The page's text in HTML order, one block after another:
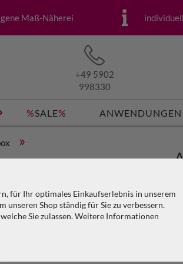
für Ihr optimales Einkaufserlebnis in unserem
Shop ständig für Sie zu verbessern.
Sie zulassen. Weitere Informationen
Maß-Näherei
+49 5902
998330
%SALE% ANWENDUNGEN
»